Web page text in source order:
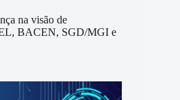
na visão de
BACEN, SGD/MGI e